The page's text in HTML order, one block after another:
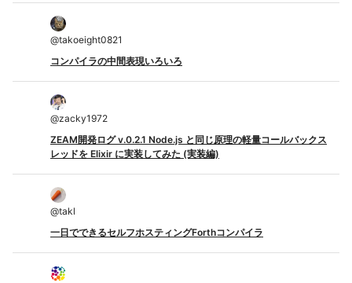
@takoeight0821
コンパイラの中間表現いろいろ
@zacky1972
ZEAM開発ログ v.0.2.1 Node.js と同じ原理の軽量コールバックス
レッドを Elixir に実装してみた (実装編)
@takl
一日でできるセルフホスティングForthコンパイラ